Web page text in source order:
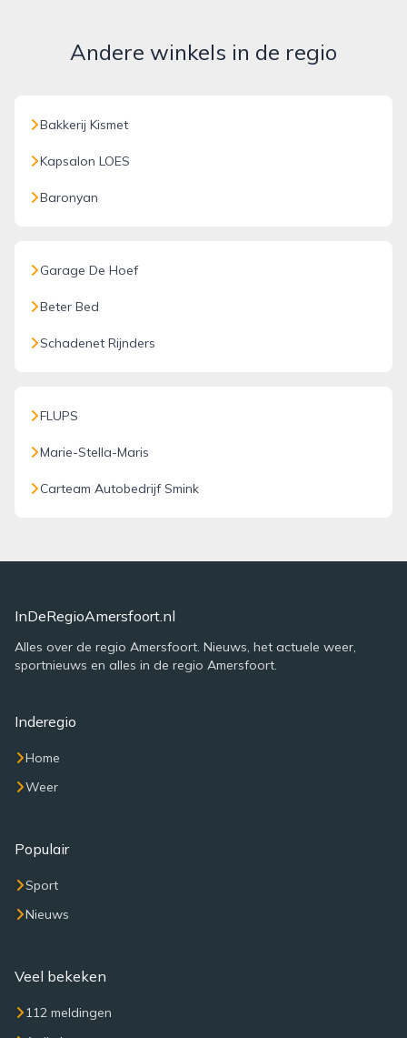
Andere winkels in de regio
Bakkerij Kismet
Kapsalon LOES
Baronyan
Garage De Hoef
Beter Bed
Schadenet Rijnders
FLUPS
Marie-Stella-Maris
Carteam Autobedrijf Smink
InDeRegioAmersfoort.nl
Alles over de regio Amersfoort. Nieuws, het actuele weer,
sportnieuws en alles in de regio Amersfoort.
Inderegio
Home
Weer
Populair
Sport
Nieuws
Veel bekeken
112 meldingen